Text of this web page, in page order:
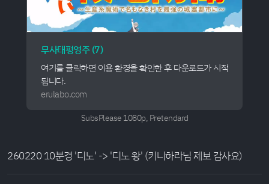
무사태평영주 (7)
여기를 클릭하면 이용 환경을 확인한 후 다운로드가 시작
됩니다.
erulabo.com
SubsPlease 1080p, Pretendard
260220 10분경 '디노' -> '디노 왕' (키니하라님 제보 감사요)